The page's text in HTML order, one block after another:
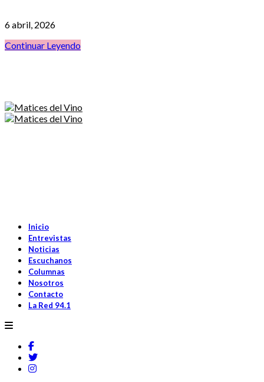
6 abril, 2026
Continuar Leyendo
Inicio
Entrevistas
Noticias
Escuchanos
Columnas
Nosotros
Contacto
La Red 94.1